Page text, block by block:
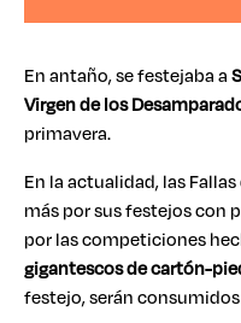
En antaño, se festejaba a
Virgen de los
primavera.
En la actualidad, las
más por sus festejos con
por las competiciones
gigantescos de cartón-
festejo, serán